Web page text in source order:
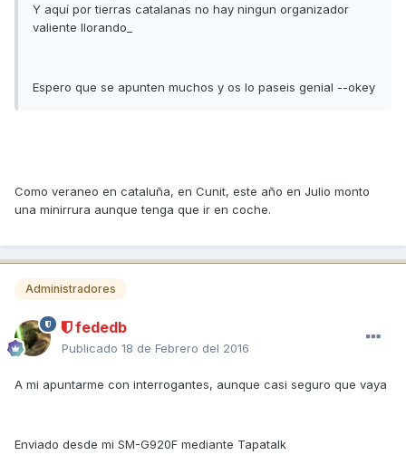
Y aquí por tierras catalanas no hay ningun organizador
valiente llorando_
Espero que se apunten muchos y os lo paseis genial --okey
Como veraneo en cataluña, en Cunit, este año en Julio monto
una minirrura aunque tenga que ir en coche.
Administradores
fededb
Publicado 18 de Febrero del 2016
A mi apuntarme con interrogantes, aunque casi seguro que vaya
Enviado desde mi SM-G920F mediante Tapatalk